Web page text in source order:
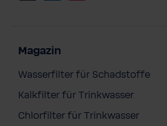
Magazin
Wasserfilter für Schadstoffe
Kalkfilter für Trinkwasser
Chlorfilter für Trinkwasser